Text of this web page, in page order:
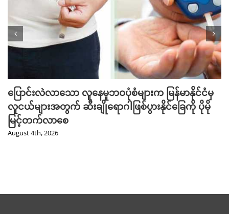
ပြောင်းလဲလာသော လူနေမှုဘဝပုံစံများက မြန်မာနိုင်ငံမှ
လူငယ်များအတွက် ဆီးချိုရောဂါဖြစ်ပွားနိုင်ခြေကို ပိုမို
မြင့်တက်လာစေ
August 4th, 2026